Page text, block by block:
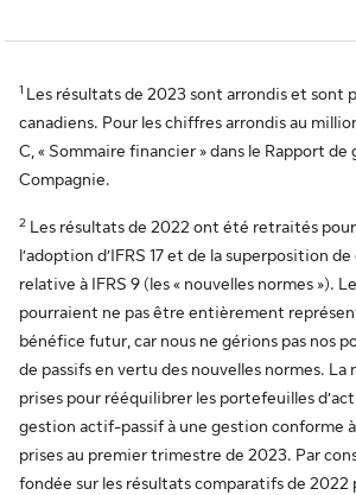
1 Les résultats de 2023 sont arrondis et sont
canadiens. Pour les chiffres arrondis au
C, « Sommaire financier » dans le Rapport
Compagnie.
2 Les résultats de 2022 ont été retraités
l’adoption d’IFRS 17 et de la superposition
relative à IFRS 9 (les « nouvelles normes »).
pourraient ne pas être entièrement
bénéfice futur, car nous ne gérions pas nos
de passifs en vertu des nouvelles normes. La
prises pour rééquilibrer les portefeuilles
gestion actif-passif à une gestion conforme à
prises au premier trimestre de 2023. Par
fondée sur les résultats comparatifs de 2022